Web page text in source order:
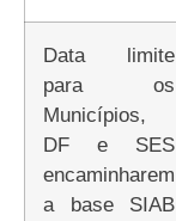
Data limite
para os
Municípios,
DF e SES
encaminharem
a base SIAB